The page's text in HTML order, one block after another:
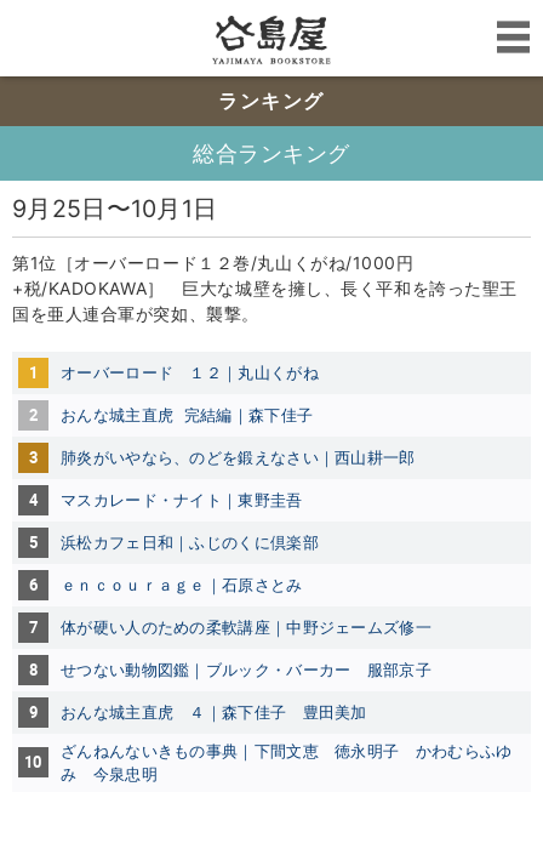
ランキング
総合ランキング
9月25日〜10月1日
第1位［オーバーロード１２巻/丸山くがね/1000円
+税/KADOKAWA］ 巨大な城壁を擁し、長く平和を誇った聖王
国を亜人連合軍が突如、襲撃。
1 オーバーロード １２｜丸山くがね
2 おんな城主直虎 完結編｜森下佳子
3 肺炎がいやなら、のどを鍛えなさい｜西山耕一郎
4 マスカレード・ナイト｜東野圭吾
5 浜松カフェ日和｜ふじのくに倶楽部
6 ｅｎｃｏｕｒａｇｅ｜石原さとみ
7 体が硬い人のための柔軟講座｜中野ジェームズ修一
8 せつない動物図鑑｜ブルック・バーカー 服部京子
9 おんな城主直虎 ４｜森下佳子 豊田美加
10 ざんねんないきもの事典｜下間文恵 徳永明子
かわむらふゆ
み
今泉忠明